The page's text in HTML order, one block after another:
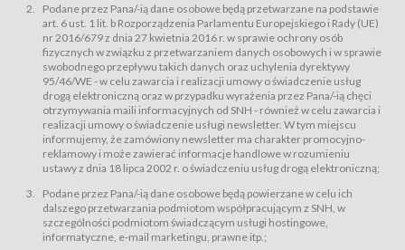
Sklep – sklep internetowy prowadzony przez Usługodawcę w Serwisie;
Regulamin – niniejszy regulamin.
§ 2
Postanowienia ogólne
Regulamin określa zasady:
świadczenia Usługobiorcom Usług przez Usługodawcę, z
zastrzeżeniem usług, o których mowa w ust. 2 pkt. 4 i 5 poniżej, których
zasady świadczenia precyzują odrębne regulaminy,
przetwarzania przez Usługodawcę danych osobowych Usługobiorców
będących osobami fizycznymi.
świadczy Usługi drogą elektroniczną w rozumieniu ustawy z dnia 18 lipca
2002 r. o świadczeniu usług drogą elektroniczną (Dz.U. z 2002 r., Nr 144, poz.
1204, z późń. zm.). Usługi świadczone są nieodpłatnie.
usługę przeglądania i odczytywania przez Usługobiorców materiałów
zamieszczanych w Serwisie,
Podane przez Pana/-ią dane osobowe będą przetwarzane na podstawie
art. 6 ust. 1 lit. b Rozporządzenia Parlamentu Europejskiego i Rady (UE)
nr 2016/679 z dnia 27 kwietnia 2016 r. w sprawie ochrony osób
fizycznych w związku z przetwarzaniem danych osobowych i w sprawie
swobodnego przepływu takich danych oraz uchylenia dyrektywy
95/46/WE - w celu zawarcia i realizacji umowy o świadczenie usług
drogą elektroniczną oraz w przypadku wyrażenia przez Pana/-ią chęci
otrzymywania maili informacyjnych od SNH - również w celu zawarcia i
realizacji umowy o świadczenie usługi newsletter. W tym miejscu
informujemy, że zamówiony newsletter ma charakter promocyjno-
reklamowy i może zawierać informacje handlowe w rozumieniu
ustawy z dnia 18 lipca 2002 r. o świadczeniu usług drogą elektroniczną;
Podane przez Pana/-ią dane osobowe będą powierzane w celu ich
dalszego przetwarzania podmiotom współpracującym z SNH, w
szczególności podmiotom świadczącym usługi hostingowe,
informatyczne, e-mail marketingu, prawne itp.;